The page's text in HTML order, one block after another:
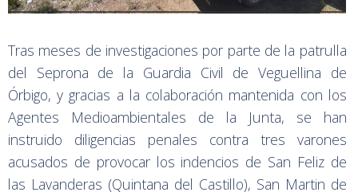
Tras meses de investigaciones por parte de la patrulla
del Seprona de la Guardia Civil de Veguellina de
Órbigo, y gracias a la colaboración mantenida con los
Agentes Medioambientales de la Junta, se han
instruido diligencias penales contra tres varones
acusados de provocar los indencios de San Feliz de
las Lavanderas (Quintana del Castillo), San Martin de